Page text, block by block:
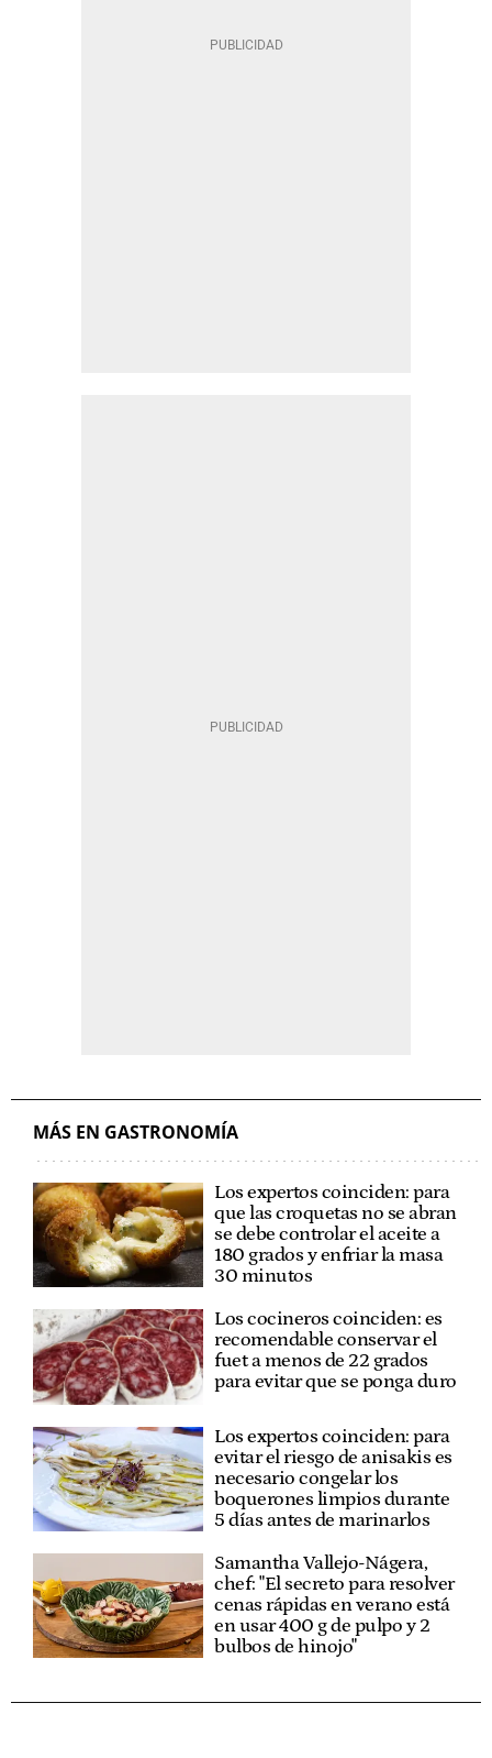
MÁS EN GASTRONOMÍA
Los expertos coinciden: para
que las croquetas no se abran
se debe controlar el aceite a
180 grados y enfriar la masa
30 minutos
Los cocineros coinciden: es
recomendable conservar el
fuet a menos de 22 grados
para evitar que se ponga duro
Los expertos coinciden: para
evitar el riesgo de anisakis es
necesario congelar los
boquerones limpios durante
5 días antes de marinarlos
Samantha Vallejo-Nágera,
chef: "El secreto para resolver
cenas rápidas en verano está
en usar 400 g de pulpo y 2
bulbos de hinojo"